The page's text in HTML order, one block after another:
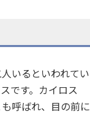
いるといわれてい
です。カイロス
呼ばれ、目の前に